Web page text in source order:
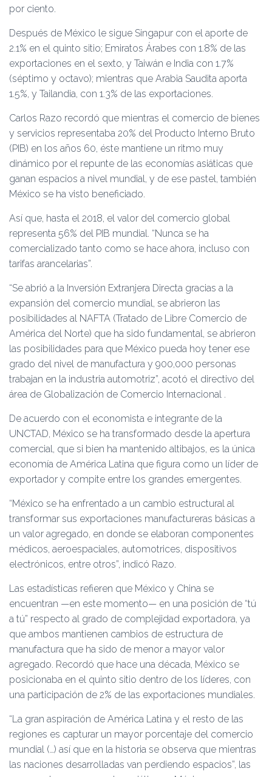
por ciento.
Después de México le sigue Singapur con el aporte de
2.1% en el quinto sitio; Emiratos Árabes con 1.8% de las
exportaciones en el sexto, y Taiwán e India con 1.7%
(séptimo y octavo); mientras que Arabia Saudita aporta
1.5%, y Tailandia, con 1.3% de las exportaciones.
Carlos Razo recordó que mientras el comercio de bienes
y servicios representaba 20% del Producto Interno Bruto
(PIB) en los años 60, éste mantiene un ritmo muy
dinámico por el repunte de las economías asiáticas que
ganan espacios a nivel mundial, y de ese pastel, también
México se ha visto beneficiado.
Así que, hasta el 2018, el valor del comercio global
representa 56% del PIB mundial. “Nunca se ha
comercializado tanto como se hace ahora, incluso con
tarifas arancelarias”.
“Se abrió a la Inversión Extranjera Directa gracias a la
expansión del comercio mundial, se abrieron las
posibilidades al NAFTA (Tratado de Libre Comercio de
América del Norte) que ha sido fundamental, se abrieron
las posibilidades para que México pueda hoy tener ese
grado del nivel de manufactura y 900,000 personas
trabajan en la industria automotriz”, acotó el directivo del
área de Globalización de Comercio Internacional .
De acuerdo con el economista e integrante de la
UNCTAD, México se ha transformado desde la apertura
comercial, que si bien ha mantenido altibajos, es la única
economía de América Latina que figura como un líder de
exportador y compite entre los grandes emergentes.
“México se ha enfrentado a un cambio estructural al
transformar sus exportaciones manufactureras básicas a
un valor agregado, en donde se elaboran componentes
médicos, aeroespaciales, automotrices, dispositivos
electrónicos, entre otros”, indicó Razo.
Las estadísticas refieren que México y China se
encuentran —en este momento— en una posición de “tú
a tú” respecto al grado de complejidad exportadora, ya
que ambos mantienen cambios de estructura de
manufactura que ha sido de menor a mayor valor
agregado. Recordó que hace una década, México se
posicionaba en el quinto sitio dentro de los líderes, con
una participación de 2% de las exportaciones mundiales.
“La gran aspiración de América Latina y el resto de las
regiones es capturar un mayor porcentaje del comercio
mundial (…) así que en la historia se observa que mientras
las naciones desarrolladas van perdiendo espacios”, las